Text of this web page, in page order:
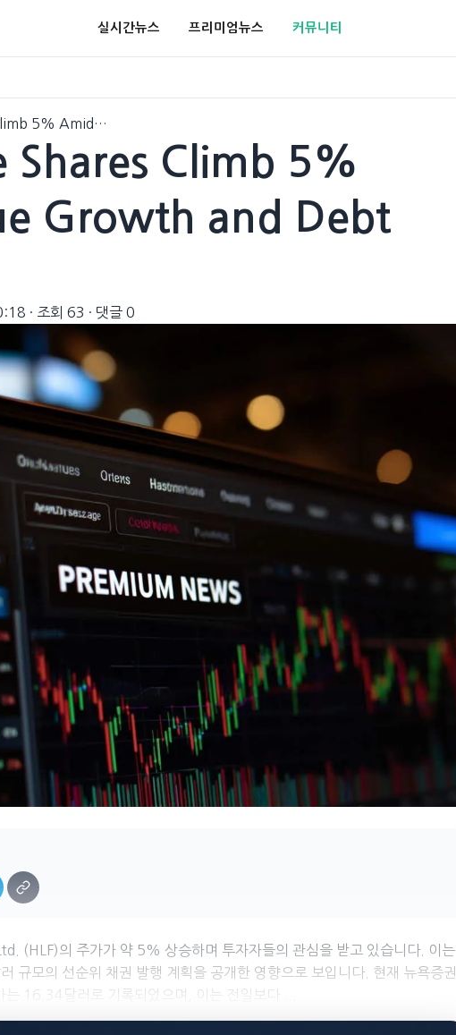
실시간뉴스 프리미엄뉴스 커뮤니티
5% Amid…
Shares Climb 5%
Growth and Debt
· 조회 63 · 댓글 0
의 주가가 약 5% 상승하며 투자자들의 관심을 받고 있습니다. 이는
규모의 선순위 채권 발행 계획을 공개한 영향으로 보입니다. 현재 뉴욕증권
16.34달러로 기록되었으며, 이는 전일보다 ...